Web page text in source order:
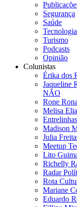
Segurança
Saúde
Tecnologia
Turismo
Podcasts
Opinião
Colunistas
Érika dos
Jaqueline
NÃO
Rone
Melisa
Madison
Julia
Meetup
Lito
Richelly
Radar
Rota
Mariane
Eduardo